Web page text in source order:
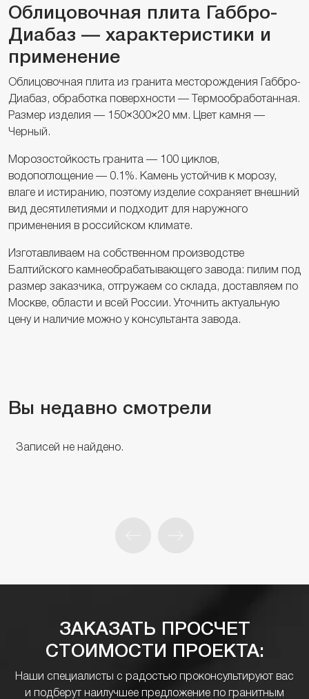
Облицовочная плита Габбро-
Диабаз — характеристики и
применение
Облицовочная плита из гранита месторождения Габбро-
Диабаз, обработка поверхности — Термообработанная.
Размер изделия — 150×300×20 мм. Цвет камня —
Черный.
Морозостойкость гранита — 100 циклов,
водопоглощение — 0.1%. Камень устойчив к морозу,
влаге и истиранию, поэтому изделие сохраняет внешний
вид десятилетиями и подходит для наружного
применения в российском климате.
Изготавливаем на собственном производстве
Балтийского камнеобрабатывающего завода: пилим под
размер заказчика, отгружаем со склада, доставляем по
Москве, области и всей России. Уточнить актуальную
цену и наличие можно у консультанта завода.
Вы недавно смотрели
Записей не найдено.
ЗАКАЗАТЬ ПРОСЧЕТ
СТОИМОСТИ ПРОЕКТА:
Наши специалисты с радостью проконсультируют вас
и подберут наилучшее предложение по гранитным